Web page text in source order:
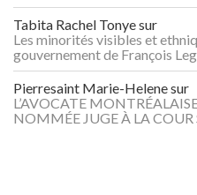
Tabita Rachel Tonyesur
Les minorités visibles et
gouvernement de François
Pierresaint Marie-Helenesur
L’AVOCATE
NOMMÉE JUGE À LA COUR